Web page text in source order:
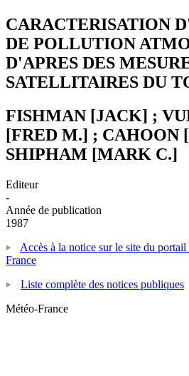
CARACTERISATION
DE POLLUTION
D'APRES DES
SATELLITAIRES DU
FISHMAN [JACK] ;
[FRED M.] ; CAHOON
SHIPHAM [MARK C.]
Editeur
-
Année de publication
1987
Accès à la notice sur le site du
France
Liste complète des notices publiques
Météo-France